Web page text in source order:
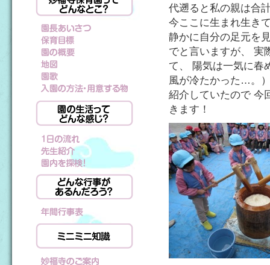
代遡ると私の親は合
今ここに生まれ生き
静かに自分の足元を
でと言いますが、 実
て、 陽気は一気に春
風が冷たかった…。
紹介していたので 今
きます！